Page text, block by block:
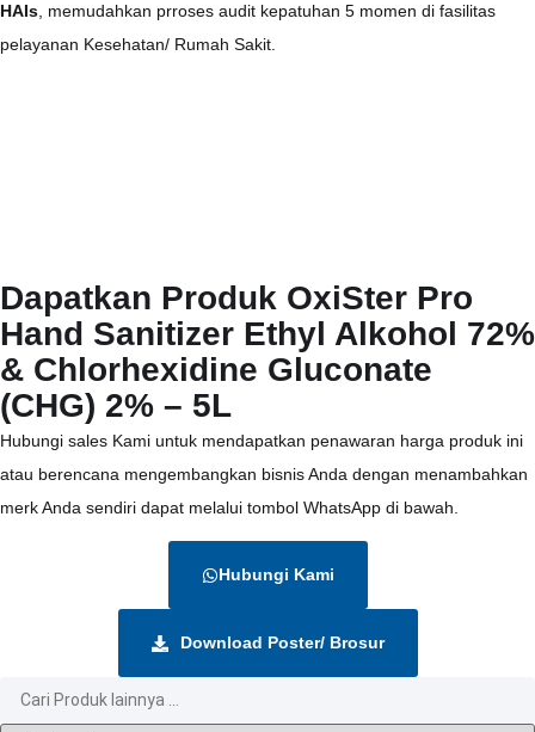
HAIs, memudahkan prroses audit kepatuhan 5 momen di fasilitas
pelayanan Kesehatan/ Rumah Sakit.
Dapatkan Produk OxiSter Pro
Hand Sanitizer Ethyl Alkohol 72%
& Chlorhexidine Gluconate
(CHG) 2% – 5L
Hubungi sales Kami untuk mendapatkan penawaran harga produk ini
atau berencana mengembangkan bisnis Anda dengan menambahkan
merk Anda sendiri dapat melalui tombol WhatsApp di bawah.
Hubungi Kami
Download Poster/ Brosur